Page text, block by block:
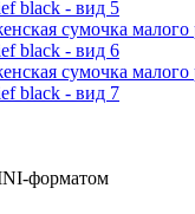
форматом